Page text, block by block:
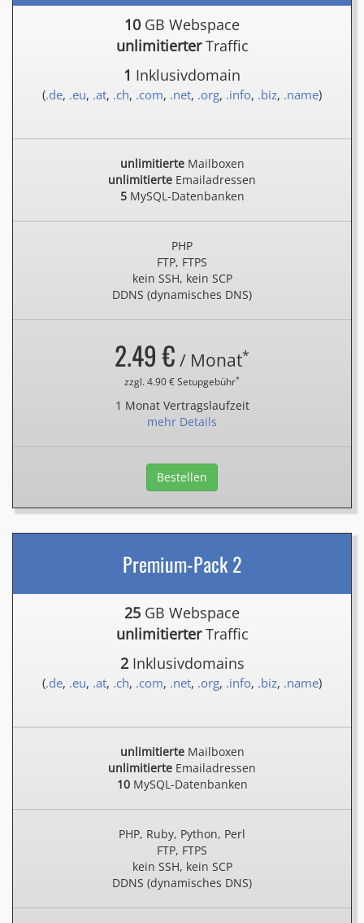
10 GB Webspace
unlimitierterTraffic
1 Inklusivdomain
(.de, .eu, .at, .ch, .com, .net, .org, .info, .biz, .name)
unlimitierteMailboxen
unlimitierte Emailadressen
5MySQL-Datenbanken
PHP
FTP, FTPS
kein SSH, kein SCP
DDNS (dynamisches DNS)
2.49 € / Monat*
zzgl. 4.90 € Setupgebühr*
1 Monat Vertragslaufzeit
mehr Details
Bestellen
Premium-Pack 2
25 GB Webspace
unlimitierterTraffic
2Inklusivdomains
(.de, .eu, .at, .ch, .com, .net, .org, .info, .biz, .name)
unlimitierteMailboxen
unlimitierte Emailadressen
10MySQL-Datenbanken
PHP, Ruby, Python, Perl
FTP, FTPS
kein SSH, kein SCP
DDNS (dynamisches DNS)